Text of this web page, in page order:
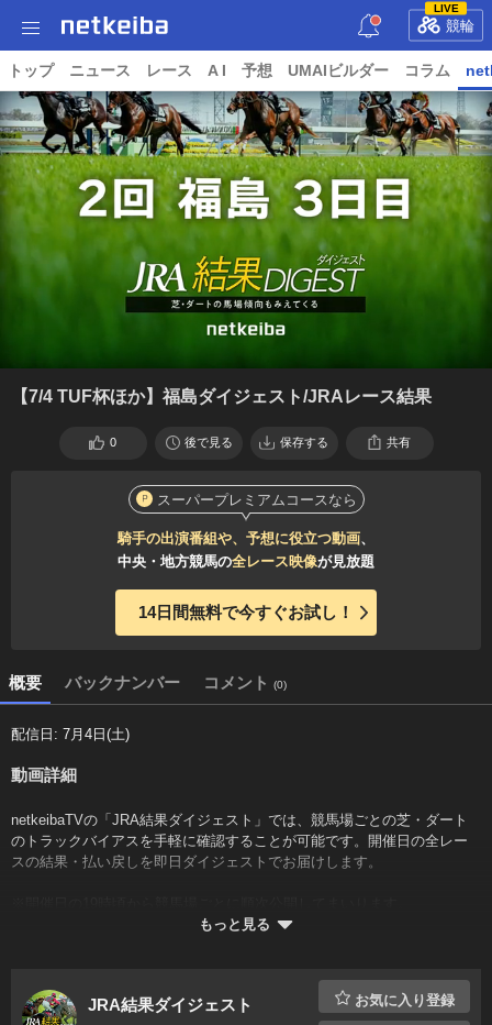
LIVE
競輪
トップ ニュース レース A I 予想 UMAIビルダー コラム
【7/4 TUF杯ほか】福島ダイジェスト/JRAレース結果
0 後で見る 保存する 共有
スーパープレミアムコースなら
騎手の出演番組や、予想に役立つ動画、
中央・地方競馬の全レース映像が見放題
14日間無料で今すぐお試し！
概要 バックナンバー コメント (0)
配信日: 7月4日(土)
動画詳細
netkeibaTVの「JRA結果ダイジェスト」では、競馬場ごとの芝・ダート
のトラックバイアスを手軽に確認することが可能です。開催日の全レー
スの結果・払い戻しを即日ダイジェストでお届けします。
もっと見る
JRA結果ダイジェスト お気に入り登録